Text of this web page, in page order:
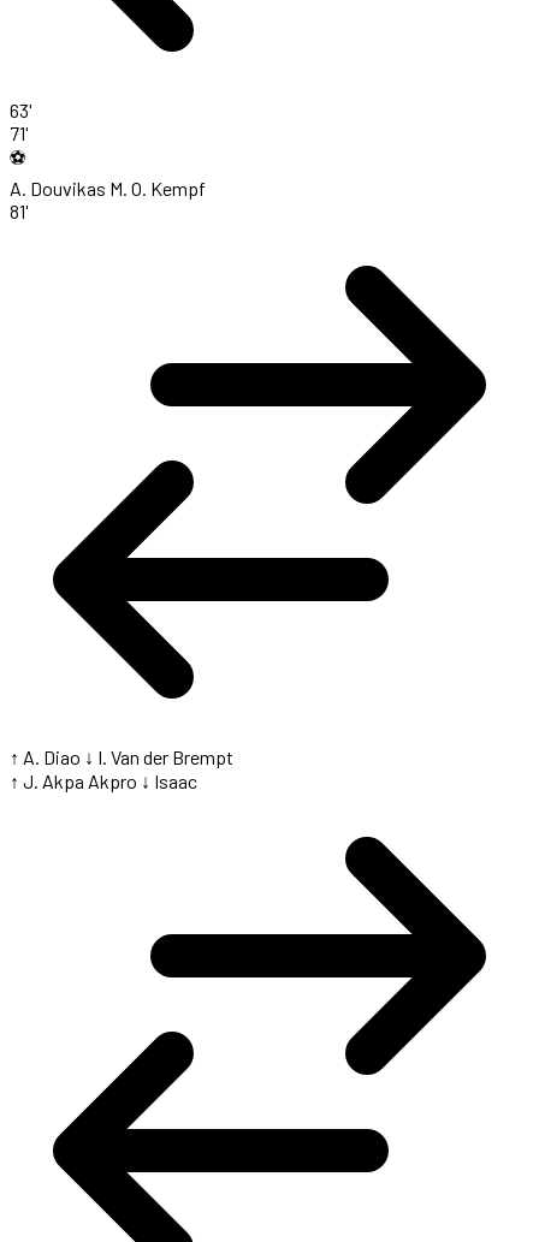
63'
71'
⚽
A. Douvikas M. O. Kempf
81'
↑ A. Diao ↓ I. Van der Brempt
↑ J. Akpa Akpro ↓ Isaac